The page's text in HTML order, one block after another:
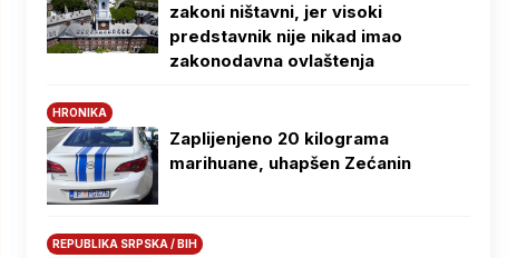
zakoni ništavni, jer visoki
predstavnik nije nikad imao
zakonodavna ovlaštenja
HRONIKA
Zaplijenjeno 20 kilograma
marihuane, uhapšen Zećanin
REPUBLIKA SRPSKA / BIH